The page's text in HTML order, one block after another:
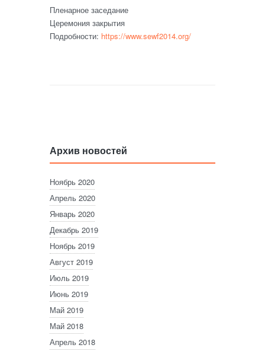
Пленарное заседание
Церемония закрытия
Подробности: https://www.sewf2014.org/
Архив новостей
Ноябрь 2020
Апрель 2020
Январь 2020
Декабрь 2019
Ноябрь 2019
Август 2019
Июль 2019
Июнь 2019
Май 2019
Май 2018
Апрель 2018